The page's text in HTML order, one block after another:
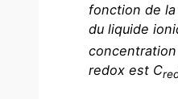
fonction de
du liquide
redox est C